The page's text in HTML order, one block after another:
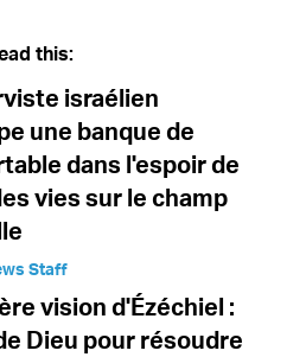
this:
israélien
une banque de
dans l'espoir de
vies sur le champ
Staff
vision d'Ézéchiel :
Dieu pour résoudre